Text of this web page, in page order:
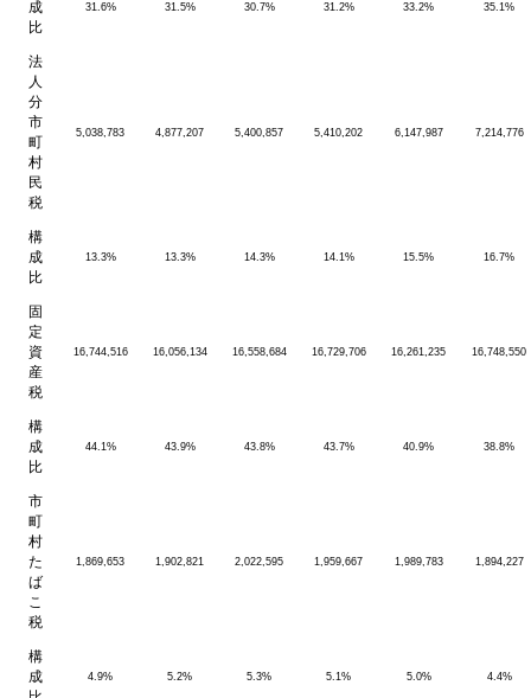
成
比
31.6% 31.5% 30.7% 31.2% 33.2% 35.1%
法
人
分
市
町
村
民
税
5,038,783 4,877,207 5,400,857 5,410,202 6,147,987 7,214,776
構
成
比
13.3% 13.3% 14.3% 14.1% 15.5% 16.7%
固
定
資
産
税
16,744,516 16,056,134 16,558,684 16,729,706 16,261,235 16,748,550
構
成
比
44.1% 43.9% 43.8% 43.7% 40.9% 38.8%
市
町
村
た
ば
こ
税
1,869,653 1,902,821 2,022,595 1,959,667 1,989,783 1,894,227
構
成
4.9% 5.2% 5.3% 5.1% 5.0% 4.4%